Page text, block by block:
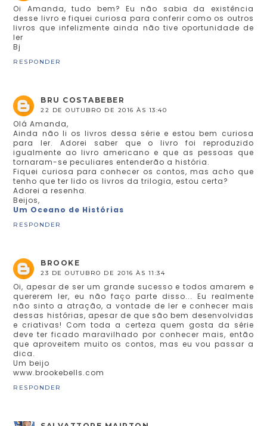
Oi Amanda, tudo bem? Eu não sabia da existência
desse livro e fiquei curiosa para conferir como os outros
livros que infelizmente ainda não tive oportunidade de
ler
Bj
RESPONDER
BRU COSTABEBER
22 DE OUTUBRO DE 2016 ÀS 13:40
Olá Amanda,
Ainda não li os livros dessa série e estou bem curiosa
para ler. Adorei saber que o livro foi reproduzido
igualmente ao livro americano e que as pessoas que
tornaram-se peculiares entenderão a história.
Fiquei curiosa para conhecer os contos, mas acho que
tenho que ter lido os livros da trilogia, estou certa?
Adorei a resenha.
Beijos,
Um Oceano de Histórias
RESPONDER
BROOKE
23 DE OUTUBRO DE 2016 ÀS 11:34
Oi, apesar de ser um grande sucesso e todos amarem e
quererem ler, eu não faço parte disso... Eu realmente
não sinto a atração, a vontade de ler e conhecer mais
dessas histórias, apesar de que são bem desenvolvidas
e criativas! Com toda a certeza quem gosta da série
deve ter ficado maravilhado por conhecer mais, então
que aproveitem muito os contos, mas eu vou passar a
dica.
Um beijo
www.brookebells.com
RESPONDER